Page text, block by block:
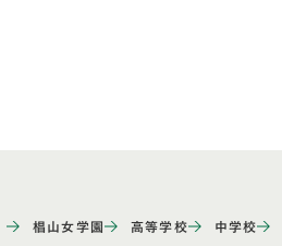
椙山女学園 高等学校 中学校